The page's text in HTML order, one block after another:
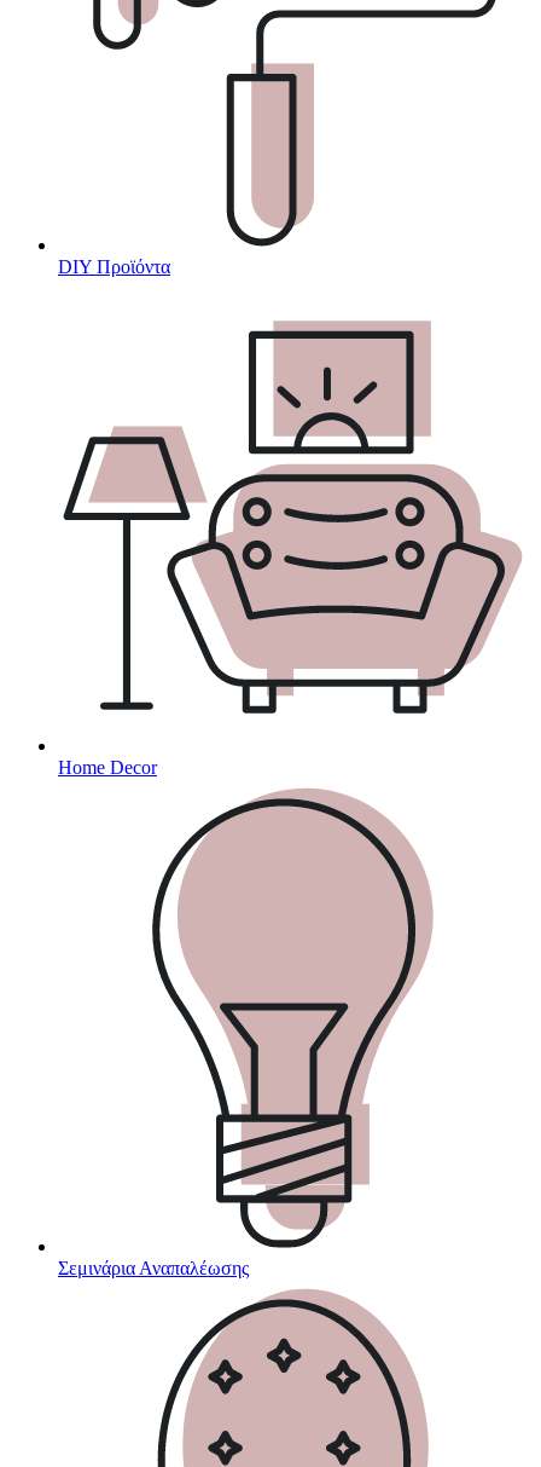
DIY Προϊόντα
Home Decor
Σεμινάρια Αναπαλέωσης